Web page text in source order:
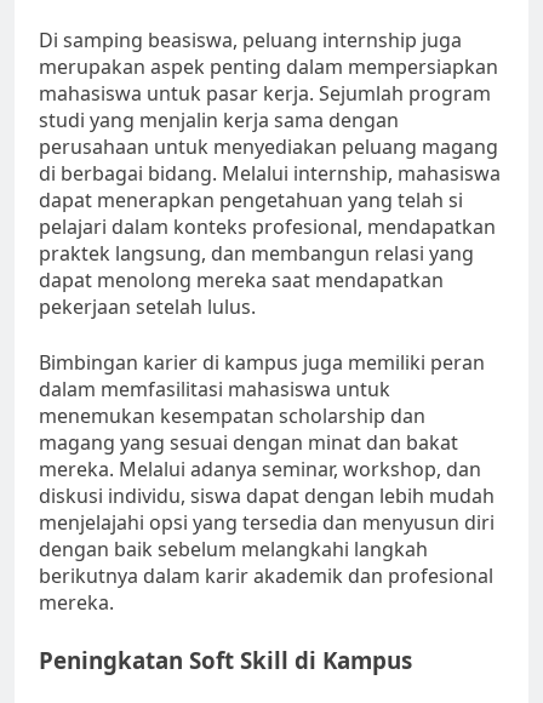
Di samping beasiswa, peluang internship juga
merupakan aspek penting dalam mempersiapkan
mahasiswa untuk pasar kerja. Sejumlah program
studi yang menjalin kerja sama dengan
perusahaan untuk menyediakan peluang magang
di berbagai bidang. Melalui internship, mahasiswa
dapat menerapkan pengetahuan yang telah si
pelajari dalam konteks profesional, mendapatkan
praktek langsung, dan membangun relasi yang
dapat menolong mereka saat mendapatkan
pekerjaan setelah lulus.
Bimbingan karier di kampus juga memiliki peran
dalam memfasilitasi mahasiswa untuk
menemukan kesempatan scholarship dan
magang yang sesuai dengan minat dan bakat
mereka. Melalui adanya seminar, workshop, dan
diskusi individu, siswa dapat dengan lebih mudah
menjelajahi opsi yang tersedia dan menyusun diri
dengan baik sebelum melangkahi langkah
berikutnya dalam karir akademik dan profesional
mereka.
Peningkatan Soft Skill di Kampus